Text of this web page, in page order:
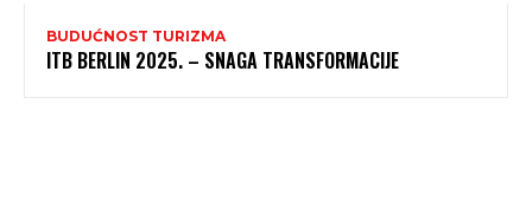
BUDUĆNOST TURIZMA
ITB BERLIN 2025. – SNAGA TRANSFORMACIJE